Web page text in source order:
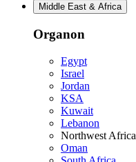
Middle East & Africa
Organon
Egypt
Israel
Jordan
KSA
Kuwait
Lebanon
Northwest Africa
Oman